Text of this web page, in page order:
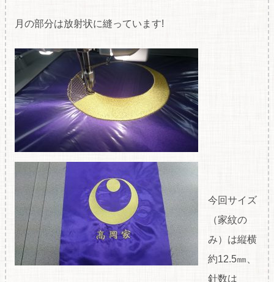
月の部分は放射状に縫っています!
今回サイズ
（家紋の
み）は縦横
約12.5㎜、
針数は